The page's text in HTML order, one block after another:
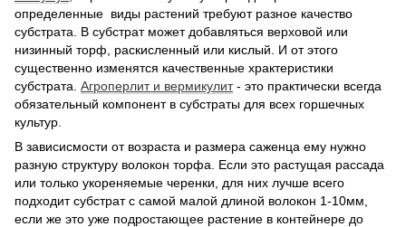
определенные виды растений требуют разное качество
субстрата. В субстрат может добавляться верховой или
низинный торф, раскисленный или кислый. И от этого
существенно изменятся качественные храктеристики
субстрата. Агроперлит и вермикулит- это практически всегда
обязательный компонент в субстраты для всех горшечных
культур.
В зависисмости от возраста и размера саженца ему нужно
разную структуру волокон торфа. Если это растущая рассада
или только укореняемые черенки, для них лучше всего
подходит субстрат с самой малой длиной волокон 1-10мм,
если же это уже подростающее растение в контейнере до